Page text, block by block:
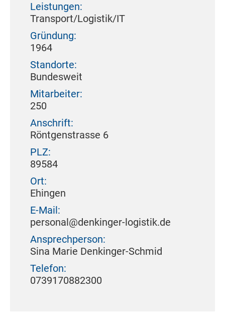
Leistungen:
Transport/Logistik/IT
Gründung:
1964
Standorte:
Bundesweit
Mitarbeiter:
250
Anschrift:
Röntgenstrasse 6
PLZ:
89584
Ort:
Ehingen
E-Mail:
personal@denkinger-logistik.de
Ansprechperson:
Sina Marie Denkinger-Schmid
Telefon:
0739170882300